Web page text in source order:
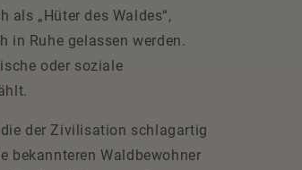
als „Hüter des Waldes“,
in Ruhe gelassen werden.
oder soziale
der Zivilisation schlagartig
bekannteren Waldbewohner